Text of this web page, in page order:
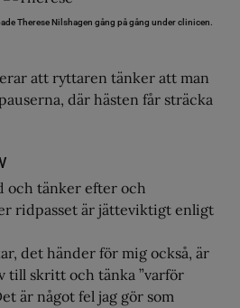
Therese Nilshagen gång på gång under clinicen.
att ryttaren tänker att man
där hästen får sträcka
och tänker efter och
ridpasset är jätteviktigt enligt
det händer för mig också, är
till skritt och tänka ”varför
är något fel jag gör som